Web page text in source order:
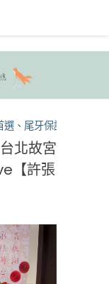
預約檔期
、尾牙保證，凡美，
台北故宮
【許張